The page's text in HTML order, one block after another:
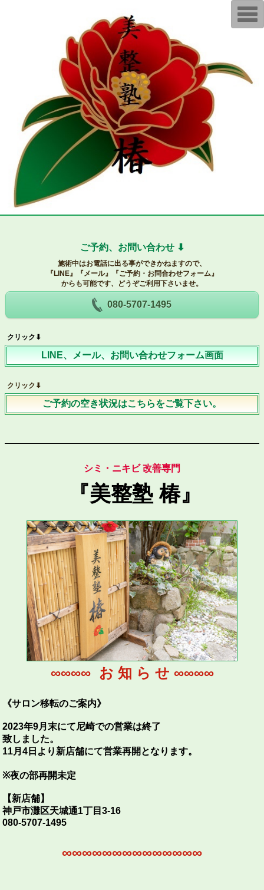
ご予約、お問い合わせ ⬇︎
施術中はお電話に出る事ができかねますので、
『LINE』『メール』『ご予約・お問合わせフォーム』
からも可能です、どうぞご利用下さいませ。
080-5707-1495
クリック⬇︎
LINE、メール、お問い合わせフォーム画面
クリック⬇︎
ご予約の空き状況はこちらをご覧下さい。
シミ・ニキビ 改善専門
『美整塾 椿』
∞∞∞∞ お 知 ら せ ∞∞∞∞
《サロン移転のご案内》
2023年9月末にて尼崎での営業は終了
致しました。
11月4日より新店舗にて営業再開となります。
※夜の部再開未定
【新店舗】
神戸市灘区天城通1丁目3-16
080-5707-1495
∞∞∞∞∞∞∞∞∞∞∞∞∞∞
T
o
g
a
v